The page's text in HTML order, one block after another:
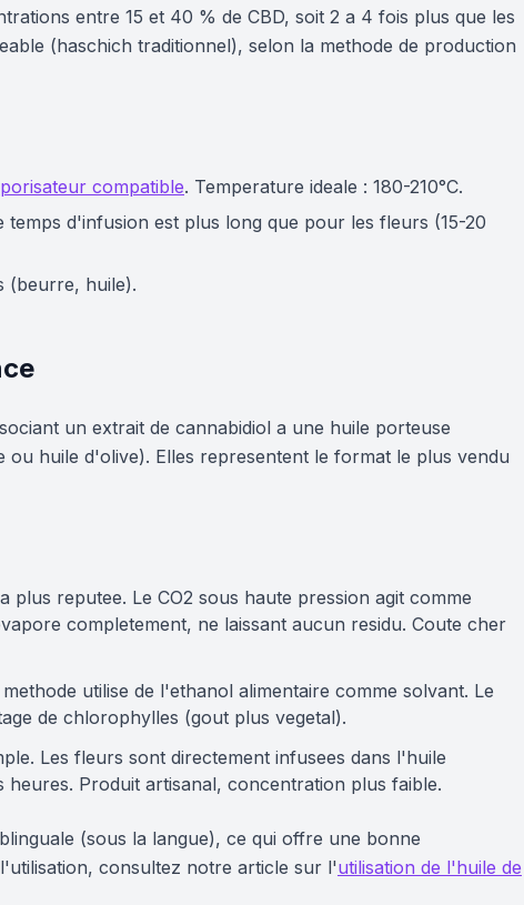
entre 15 et 40 % de CBD, soit 2 a 4 fois plus que les
(haschich traditionnel), selon la methode de production
compatible. Temperature ideale : 180-210°C.
temps d'infusion est plus long que pour les fleurs (15-20
(beurre, huile).
un extrait de cannabidiol a une huile porteuse
huile d'olive). Elles representent le format le plus vendu
plus reputee. Le CO2 sous haute pression agit comme
completement, ne laissant aucun residu. Coute cher
utilise de l'ethanol alimentaire comme solvant. Le
de chlorophylles (gout plus vegetal).
Les fleurs sont directement infusees dans l'huile
Produit artisanal, concentration plus faible.
(sous la langue), ce qui offre une bonne
consultez notre article sur l'utilisation de l'huile de